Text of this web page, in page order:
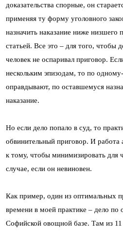
доказательства спорные, он
применяя ту форму уголовного
назначить наказание ниже низшего
статьей. Все это – для того, чтобы
человек не оспаривал приговор.
нескольким эпизодам, то по
оправдывают, по оставшемуся
наказание.
Но если дело попало в суд, то
обвинительный приговор. И работа
к тому, чтобы минимизировать для
случае, если он невиновен.
Как пример, один из оптимальных
времени в моей практике – дело по
Софийской овощной базе. Там из